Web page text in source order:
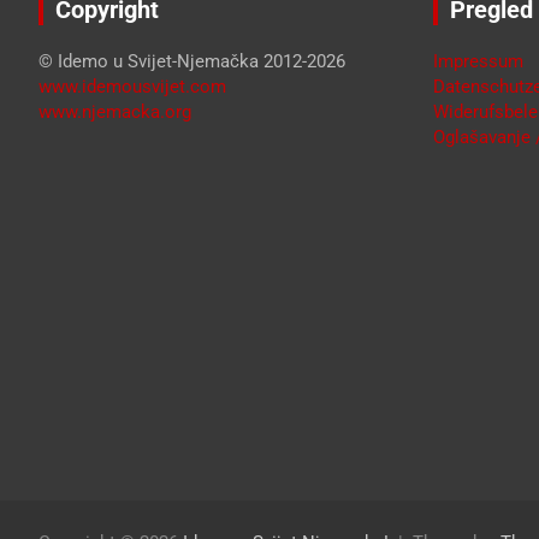
Copyright
© Idemo u Svijet-Njemačka 2012-2026
www.idemousvijet.com
www.njemacka.org
Pregled
Impressum